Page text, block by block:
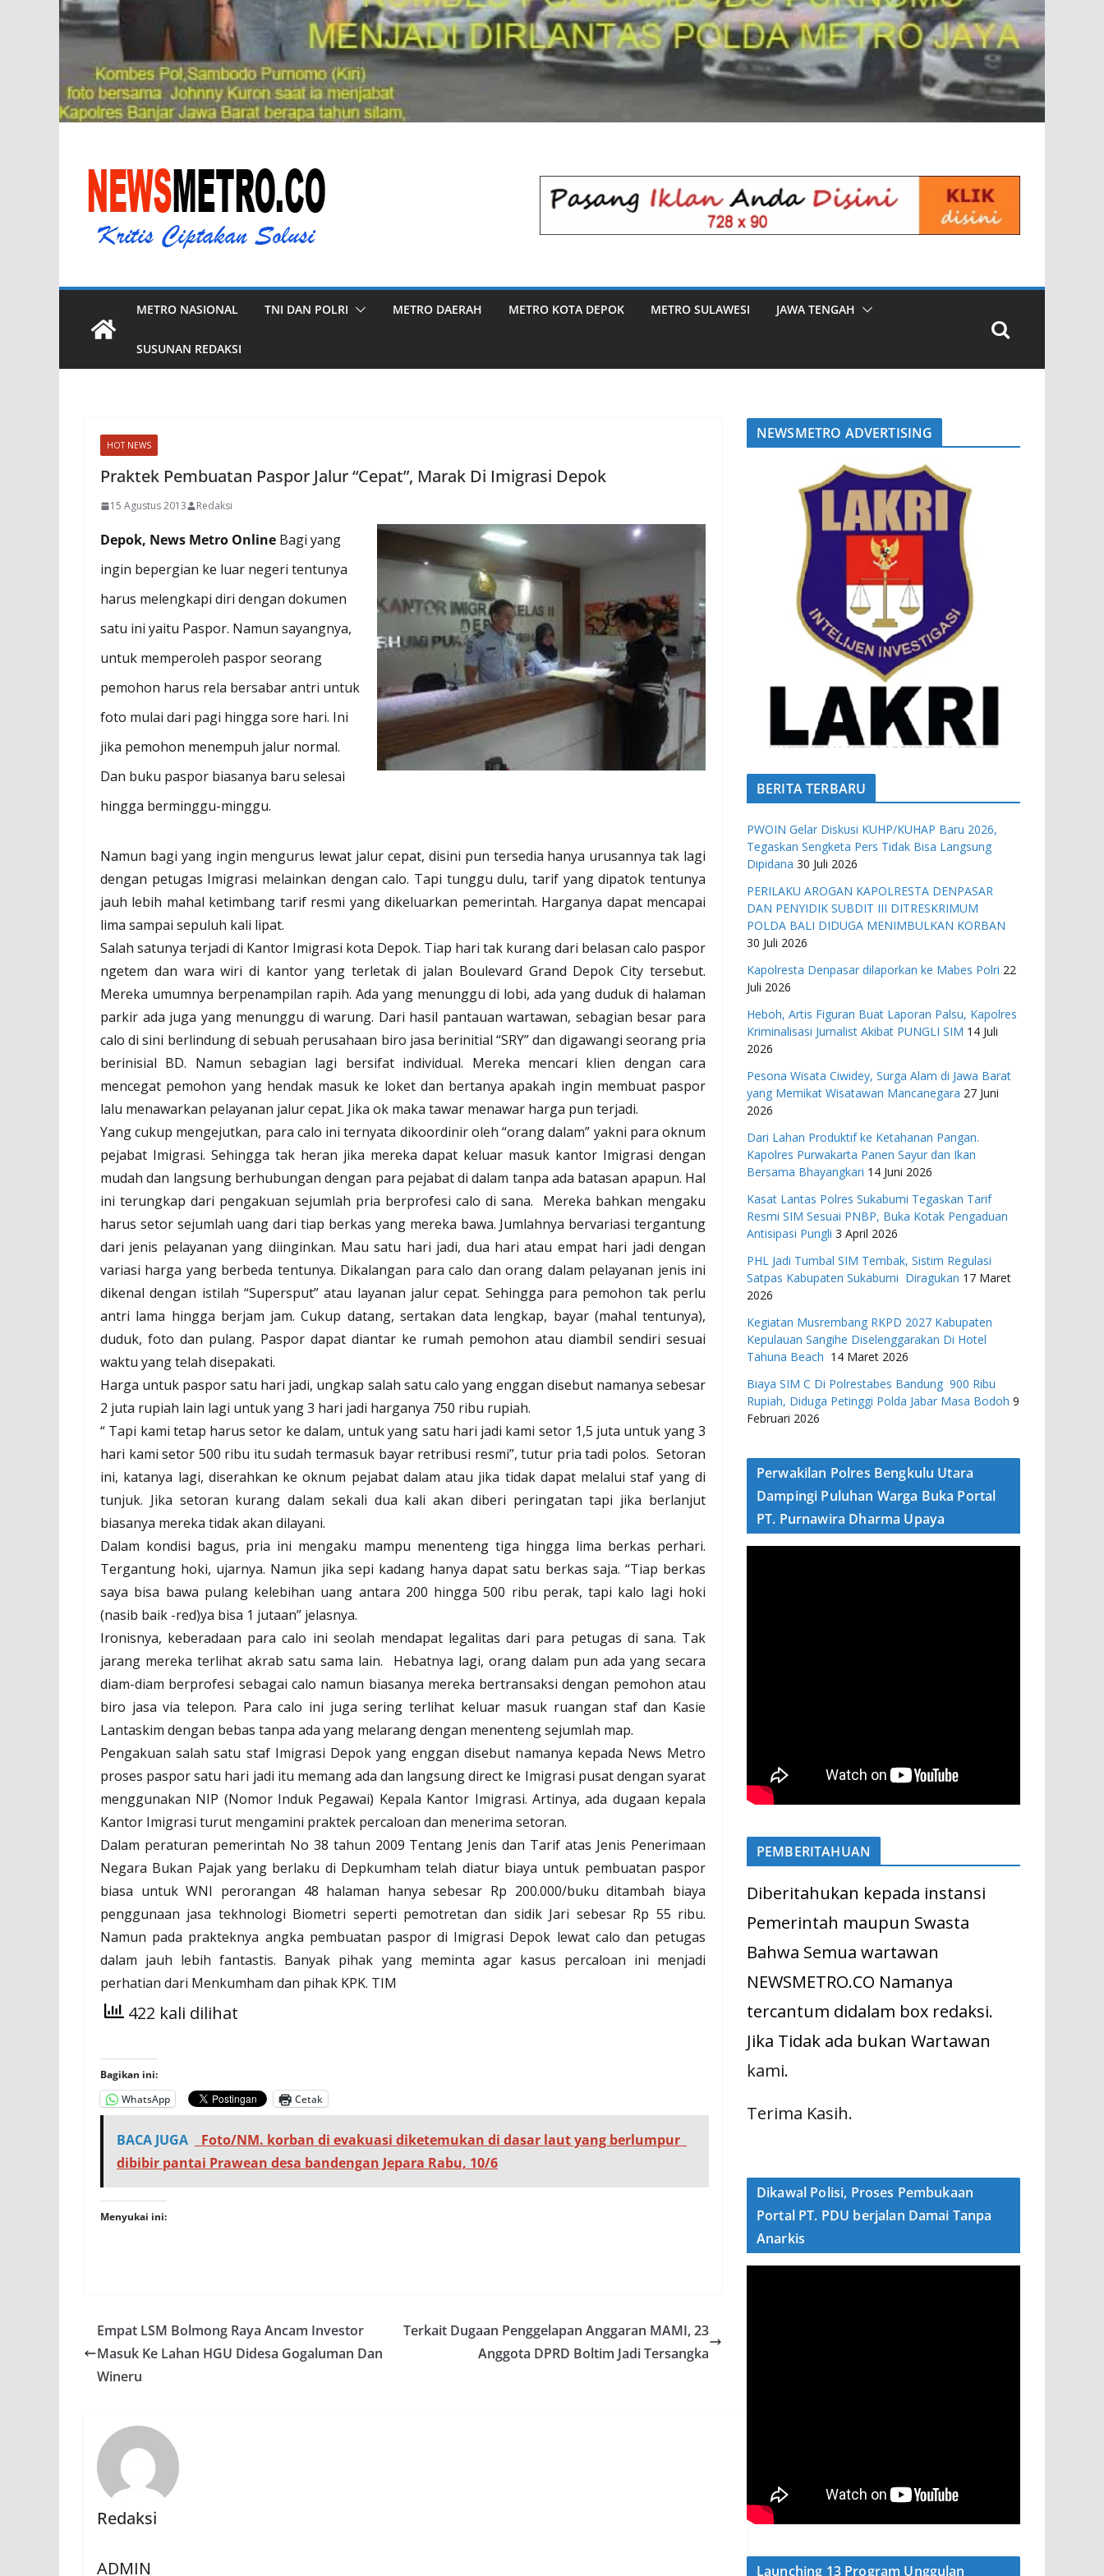
METRO NASIONAL TNI DAN POLRI METRO DAERAH METRO KOTA DEPOK METRO SULAWESI JAWA TENGAH
SUSUNAN REDAKSI
HOT NEWS
Praktek Pembuatan Paspor Jalur “Cepat”, Marak Di Imigrasi Depok
15 Agustus 2013 Redaksi
Depok, News Metro Online Bagi yang
ingin bepergian ke luar negeri tentunya
harus melengkapi diri dengan dokumen
satu ini yaitu Paspor. Namun sayangnya,
untuk memperoleh paspor seorang
pemohon harus rela bersabar antri untuk
foto mulai dari pagi hingga sore hari. Ini
jika pemohon menempuh jalur normal.
Dan buku paspor biasanya baru selesai
hingga berminggu-minggu.
Namun bagi yang ingin mengurus lewat jalur cepat, disini pun tersedia hanya urusannya tak lagi
dengan petugas Imigrasi melainkan dengan calo. Tapi tunggu dulu, tarif yang dipatok tentunya
jauh lebih mahal ketimbang tarif resmi yang dikeluarkan pemerintah. Harganya dapat mencapai
lima sampai sepuluh kali lipat.
Salah satunya terjadi di Kantor Imigrasi kota Depok. Tiap hari tak kurang dari belasan calo paspor
ngetem dan wara wiri di kantor yang terletak di jalan Boulevard Grand Depok City tersebut.
Mereka umumnya berpenampilan rapih. Ada yang menunggu di lobi, ada yang duduk di halaman
parkir ada juga yang menunggu di warung. Dari hasil pantauan wartawan, sebagian besar para
calo di sini berlindung di sebuah perusahaan biro jasa berinitial “SRY” dan digawangi seorang pria
berinisial BD. Namun sebagian lagi bersifat individual. Mereka mencari klien dengan cara
mencegat pemohon yang hendak masuk ke loket dan bertanya apakah ingin membuat paspor
lalu menawarkan pelayanan jalur cepat. Jika ok maka tawar menawar harga pun terjadi.
Yang cukup mengejutkan, para calo ini ternyata dikoordinir oleh “orang dalam” yakni para oknum
pejabat Imigrasi. Sehingga tak heran jika mereka dapat keluar masuk kantor Imigrasi dengan
mudah dan langsung berhubungan dengan para pejabat di dalam tanpa ada batasan apapun. Hal
ini terungkap dari pengakuan sejumlah pria berprofesi calo di sana.
Mereka bahkan mengaku
harus setor sejumlah uang dari tiap berkas yang mereka bawa. Jumlahnya bervariasi tergantung
dari jenis pelayanan yang diinginkan. Mau satu hari jadi, dua hari atau empat hari jadi dengan
variasi harga yang berbeda tentunya. Dikalangan para calo dan orang dalam pelayanan jenis ini
dikenal dengan istilah “Supersput” atau layanan jalur cepat. Sehingga para pemohon tak perlu
antri lama hingga berjam jam. Cukup datang, sertakan data lengkap, bayar (mahal tentunya),
duduk, foto dan pulang. Paspor dapat diantar ke rumah pemohon atau diambil sendiri sesuai
waktu yang telah disepakati.
Harga untuk paspor satu hari jadi, ungkap salah satu calo yang enggan disebut namanya sebesar
2 juta rupiah lain lagi untuk yang 3 hari jadi harganya 750 ribu rupiah.
“ Tapi kami tetap harus setor ke dalam, untuk yang satu hari jadi kami setor 1,5 juta untuk yang 3
hari kami setor 500 ribu itu sudah termasuk bayar retribusi resmi”, tutur pria tadi polos. Setoran
ini, katanya lagi, diserahkan ke oknum pejabat dalam atau jika tidak dapat melalui staf yang di
tunjuk. Jika setoran kurang dalam sekali dua kali akan diberi peringatan tapi jika berlanjut
biasanya mereka tidak akan dilayani.
Dalam kondisi bagus, pria ini mengaku mampu menenteng tiga hingga lima berkas perhari.
Tergantung hoki, ujarnya. Namun jika sepi kadang hanya dapat satu berkas saja. “Tiap berkas
saya bisa bawa pulang kelebihan uang antara 200 hingga 500 ribu perak, tapi kalo lagi hoki
(nasib baik -red)ya bisa 1 jutaan” jelasnya.
Ironisnya, keberadaan para calo ini seolah mendapat legalitas dari para petugas di sana. Tak
jarang mereka terlihat akrab satu sama lain.
Hebatnya lagi, orang dalam pun ada yang secara
diam-diam berprofesi sebagai calo namun biasanya mereka bertransaksi dengan pemohon atau
biro jasa via telepon. Para calo ini juga sering terlihat keluar masuk ruangan staf dan Kasie
Lantaskim dengan bebas tanpa ada yang melarang dengan menenteng sejumlah map.
Pengakuan salah satu staf Imigrasi Depok yang enggan disebut namanya kepada News Metro
proses paspor satu hari jadi itu memang ada dan langsung direct ke Imigrasi pusat dengan syarat
menggunakan NIP (Nomor Induk Pegawai) Kepala Kantor Imigrasi. Artinya, ada dugaan kepala
Kantor Imigrasi turut mengamini praktek percaloan dan menerima setoran.
Dalam peraturan pemerintah No 38 tahun 2009 Tentang Jenis dan Tarif atas Jenis Penerimaan
Negara Bukan Pajak yang berlaku di Depkumham telah diatur biaya untuk pembuatan paspor
biasa untuk WNI perorangan 48 halaman hanya sebesar Rp 200.000/buku ditambah biaya
penggunaan jasa tekhnologi Biometri seperti pemotretan dan sidik Jari sebesar Rp 55 ribu.
Namun pada prakteknya angka pembuatan paspor di Imigrasi Depok lewat calo dan petugas
dalam jauh lebih fantastis. Banyak pihak yang meminta agar kasus percaloan ini menjadi
perhatian dari Menkumham dan pihak KPK. TIM
422 kali dilihat
Bagikan ini:
WhatsApp
Cetak
BACA JUGA
Foto/NM. korban di evakuasi diketemukan di dasar laut yang berlumpur
dibibir pantai Prawean desa bandengan Jepara Rabu, 10/6
Menyukai ini:
Empat LSM Bolmong Raya Ancam Investor
Masuk Ke Lahan HGU Didesa Gogaluman Dan
Wineru
Terkait Dugaan Penggelapan Anggaran MAMI, 23
Anggota DPRD Boltim Jadi Tersangka
Redaksi
ADMIN
NEWSMETRO ADVERTISING
BERITA TERBARU
PWOIN Gelar Diskusi KUHP/KUHAP Baru 2026,
Tegaskan Sengketa Pers Tidak Bisa Langsung
Dipidana 30 Juli 2026
PERILAKU AROGAN KAPOLRESTA DENPASAR
DAN PENYIDIK SUBDIT III DITRESKRIMUM
POLDA BALI DIDUGA MENIMBULKAN KORBAN
30 Juli 2026
Kapolresta Denpasar dilaporkan ke Mabes Polri 22
Juli 2026
Heboh, Artis Figuran Buat Laporan Palsu, Kapolres
Kriminalisasi Jurnalist Akibat PUNGLI SIM 14 Juli
2026
Pesona Wisata Ciwidey, Surga Alam di Jawa Barat
yang Memikat Wisatawan Mancanegara 27 Juni
2026
Dari Lahan Produktif ke Ketahanan Pangan.
Kapolres Purwakarta Panen Sayur dan Ikan
Bersama Bhayangkari 14 Juni 2026
Kasat Lantas Polres Sukabumi Tegaskan Tarif
Resmi SIM Sesuai PNBP, Buka Kotak Pengaduan
Antisipasi Pungli 3 April 2026
PHL Jadi Tumbal SIM Tembak, Sistim Regulasi
Satpas Kabupaten Sukabumi Diragukan 17 Maret
2026
Kegiatan Musrembang RKPD 2027 ​Kabupaten
Kepulauan Sangihe Diselenggarakan Di Hotel
Tahuna Beach 14 Maret 2026
Biaya SIM C Di Polrestabes Bandung 900 Ribu
Rupiah, Diduga Petinggi Polda Jabar Masa Bodoh 9
Februari 2026
Perwakilan Polres Bengkulu Utara
Dampingi Puluhan Warga Buka Portal
PT. Purnawira Dharma Upaya
PEMBERITAHUAN
Diberitahukan kepada instansi
Pemerintah maupun Swasta
Bahwa Semua wartawan
NEWSMETRO.CO Namanya
tercantum didalam box redaksi.
Jika Tidak ada bukan Wartawan
kami.
Terima Kasih.
Dikawal Polisi, Proses Pembukaan
Portal PT. PDU berjalan Damai Tanpa
Anarkis
Launching 13 Program Unggulan